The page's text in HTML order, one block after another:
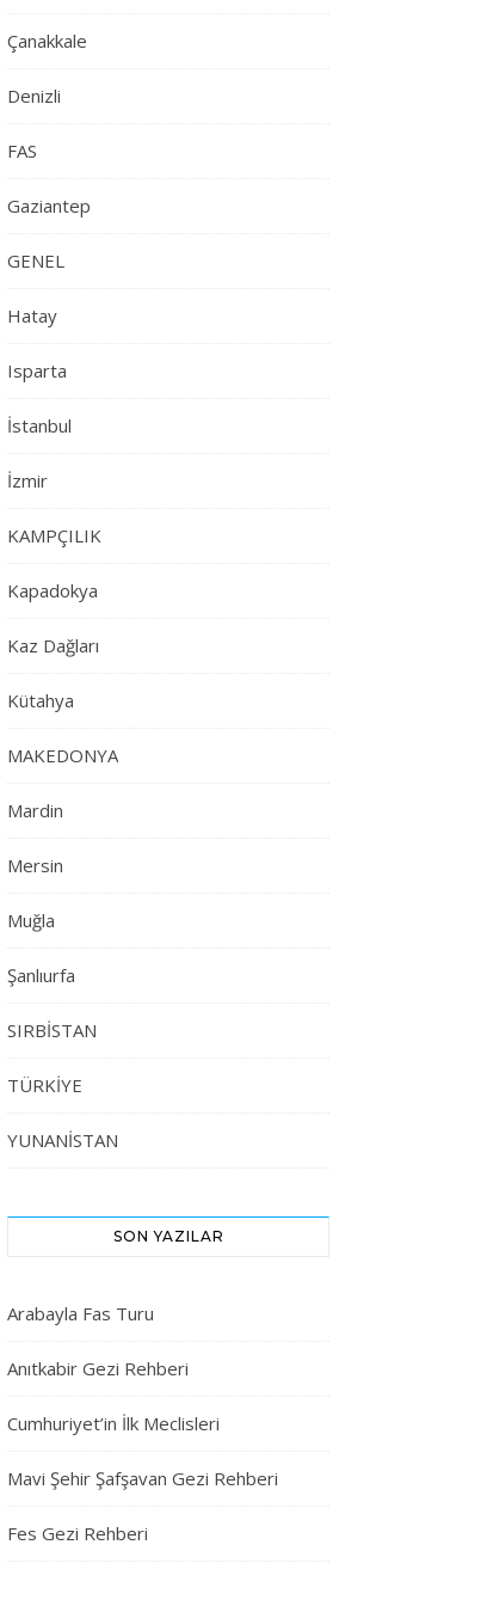
Çanakkale
Denizli
FAS
Gaziantep
GENEL
Hatay
Isparta
İstanbul
İzmir
KAMPÇILIK
Kapadokya
Kaz Dağları
Kütahya
MAKEDONYA
Mardin
Mersin
Muğla
Şanlıurfa
SIRBİSTAN
TÜRKİYE
YUNANİSTAN
SON YAZILAR
Arabayla Fas Turu
Anıtkabir Gezi Rehberi
Cumhuriyet’in İlk Meclisleri
Mavi Şehir Şafşavan Gezi Rehberi
Fes Gezi Rehberi